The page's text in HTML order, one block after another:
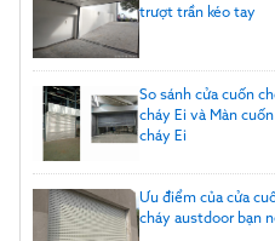
trượt trần kéo tay
So sánh cửa cuốn
cháy Ei và Màn
cháy Ei
Ưu điểm của cửa
cháy austdoor bạn